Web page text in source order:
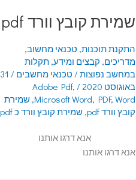
שמירת קובץ וורד pdf
התקנת תוכנות, טכנאי מחשוב,
מדריכים, קבצים ומידע,תקלות
במחשב נפוצות / טכנאי מחשבים /
31
באוגוסט 2020
/
Adobe Pdf,
Microsoft Word, PDF, Word
,שמירת
קובץ וורד pdf
,שמירת קובץ וורד כ pdf
אנא דרגו אותנו
אנא דרגו אותנו